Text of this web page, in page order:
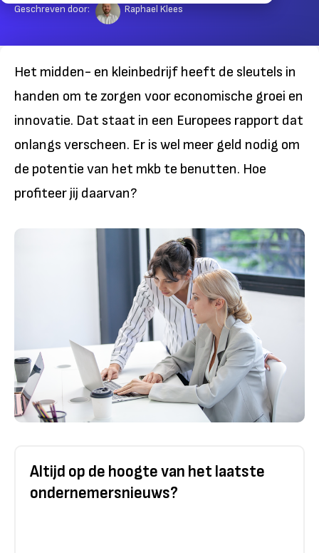
Geschreven door: Raphael Klees
Het midden- en kleinbedrijf heeft de sleutels in
handen om te zorgen voor economische groei en
innovatie. Dat staat in een Europees rapport dat
onlangs verscheen. Er is wel meer geld nodig om
de potentie van het mkb te benutten. Hoe
profiteer jij daarvan?
Altijd op de hoogte van het laatste
ondernemersnieuws?